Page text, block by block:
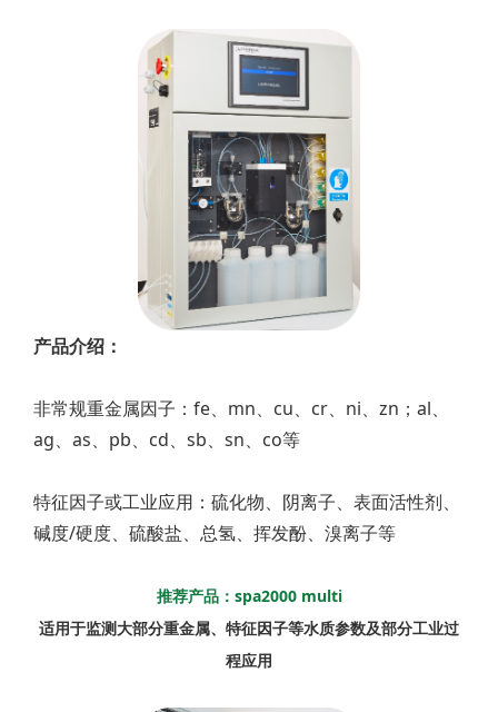
产品介绍：
非常规重金属因子：fe、mn、cu、cr、ni、zn；al、
ag、as、pb、cd、sb、sn、co等
特征因子或工业应用：硫化物、阴离子、表面活性剂、
碱度/硬度、硫酸盐、总氢、挥发酚、溴离子等
推荐产品：spa2000 multi
适用于监测大部分重金属、特征因子等水质参数及部分工业过
程应用